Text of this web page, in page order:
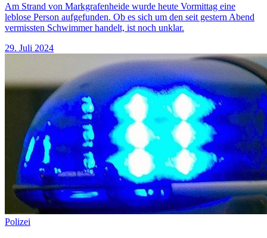
Am Strand von Markgrafenheide wurde heute Vormittag eine
leblose Person aufgefunden. Ob es sich um den seit gestern Abend
vermissten Schwimmer handelt, ist noch unklar.
29. Juli 2024
Polizei